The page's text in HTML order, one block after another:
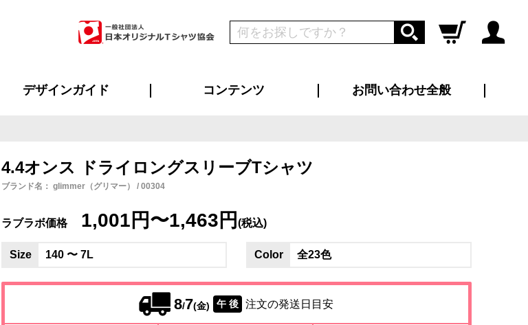
ログイン
デザインガイド コンテンツ お問い合わせ全般
4.4オンス ドライロングスリーブTシャツ
ブランド名： glimmer（グリマー） / 00304
ラブラボ価格 1,001円〜1,463円 (税込)
Size 140 〜 7L Color 全23色
8/7(金) 午 後 注文の発送日目安